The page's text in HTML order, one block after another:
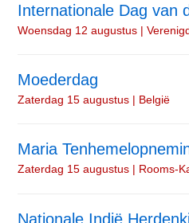
Internationale Dag van
Woensdag 12 augustus |
Moederdag
Zaterdag 15 augustus | België
Maria
Zaterdag 15 augustus | Rooms-
Nationale Indië